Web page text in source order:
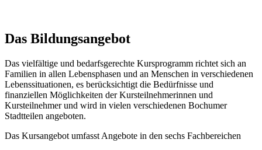
Das Bildungsangebot
Das vielfältige und bedarfsgerechte Kursprogramm richtet sich an
Familien in allen Lebensphasen und an Menschen in verschiedenen
Lebenssituationen, es berücksichtigt die Bedürfnisse und
finanziellen Möglichkeiten der Kursteilnehmerinnen und
Kursteilnehmer und wird in vielen verschiedenen Bochumer
Stadtteilen angeboten.
Das Kursangebot umfasst Angebote in den sechs Fachbereichen